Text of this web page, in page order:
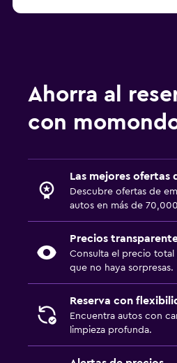
Ahorra al
con
Las mejores ofertas
Descubre ofertas de
autos en más de
Precios
Consulta el precio
que no haya sorpresas.
Reserva con
Encuentra autos con
limpieza profunda.